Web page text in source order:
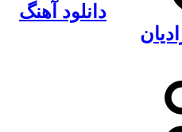
دانلود آهنگ